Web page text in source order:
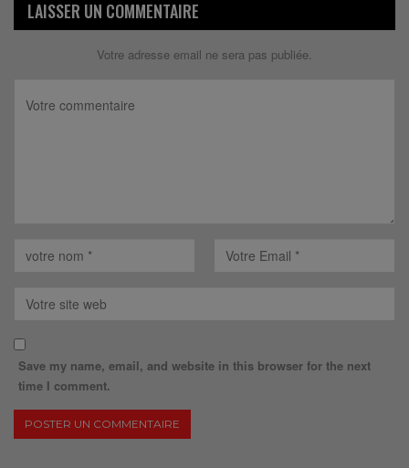
LAISSER UN COMMENTAIRE
Votre adresse email ne sera pas publiée.
Save my name, email, and website in this browser for the next
time I comment.